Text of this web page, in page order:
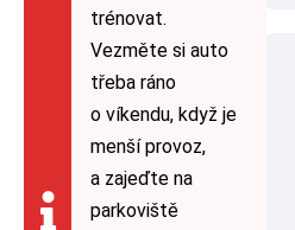
trénovat.
Vezměte si auto
třeba ráno
o víkendu, když je
menší provoz,
a zajeďte na
parkoviště